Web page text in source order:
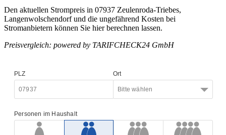
Den aktuellen Strompreis in 07937 Zeulenroda-Triebes,
Langenwolschendorf und die ungefährend Kosten bei
Stromanbietern können Sie hier berechnen lassen.
Preisvergleich: powered by TARIFCHECK24 GmbH